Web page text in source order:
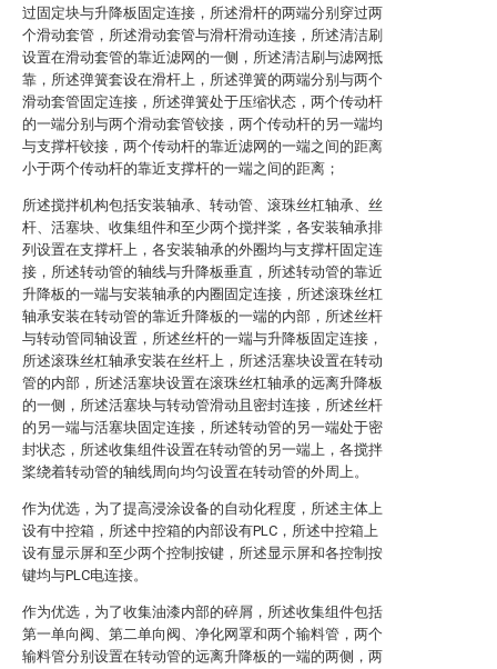
过固定块与升降板固定连接，所述滑杆的两端分别穿过两
个滑动套管，所述滑动套管与滑杆滑动连接，所述清洁刷
设置在滑动套管的靠近滤网的一侧，所述清洁刷与滤网抵
靠，所述弹簧套设在滑杆上，所述弹簧的两端分别与两个
滑动套管固定连接，所述弹簧处于压缩状态，两个传动杆
的一端分别与两个滑动套管铰接，两个传动杆的另一端均
与支撑杆铰接，两个传动杆的靠近滤网的一端之间的距离
小于两个传动杆的靠近支撑杆的一端之间的距离；
所述搅拌机构包括安装轴承、转动管、滚珠丝杠轴承、丝
杆、活塞块、收集组件和至少两个搅拌桨，各安装轴承排
列设置在支撑杆上，各安装轴承的外圈均与支撑杆固定连
接，所述转动管的轴线与升降板垂直，所述转动管的靠近
升降板的一端与安装轴承的内圈固定连接，所述滚珠丝杠
轴承安装在转动管的靠近升降板的一端的内部，所述丝杆
与转动管同轴设置，所述丝杆的一端与升降板固定连接，
所述滚珠丝杠轴承安装在丝杆上，所述活塞块设置在转动
管的内部，所述活塞块设置在滚珠丝杠轴承的远离升降板
的一侧，所述活塞块与转动管滑动且密封连接，所述丝杆
的另一端与活塞块固定连接，所述转动管的另一端处于密
封状态，所述收集组件设置在转动管的另一端上，各搅拌
桨绕着转动管的轴线周向均匀设置在转动管的外周上。
作为优选，为了提高浸涂设备的自动化程度，所述主体上
设有中控箱，所述中控箱的内部设有PLC，所述中控箱上
设有显示屏和至少两个控制按键，所述显示屏和各控制按
键均与PLC电连接。
作为优选，为了收集油漆内部的碎屑，所述收集组件包括
第一单向阀、第二单向阀、净化网罩和两个输料管，两个
输料管分别设置在转动管的远离升降板的一端的两侧，两